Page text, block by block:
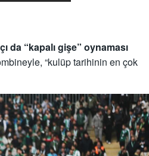
da “kapalı gişe” oynaması
“kulüp tarihinin en çok